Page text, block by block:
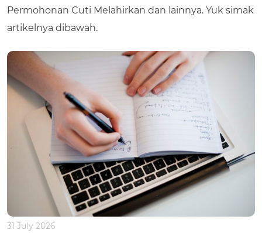
Permohonan Cuti Melahirkan dan lainnya. Yuk simak
artikelnya dibawah.
31 July 2026